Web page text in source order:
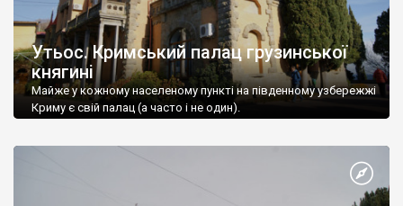
Утьос. Кримський палац грузинської
княгині
Майже у кожному населеному пункті на південному узбережжі
Криму є свій палац (а часто і не один).